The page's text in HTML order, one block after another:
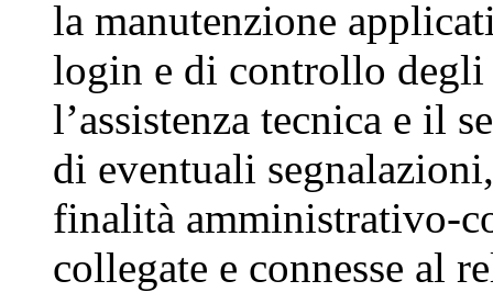
la manutenzione
login e di controllo degli
l’assistenza tecnica e il
di eventuali
finalità amministrativo-
collegate e connesse al